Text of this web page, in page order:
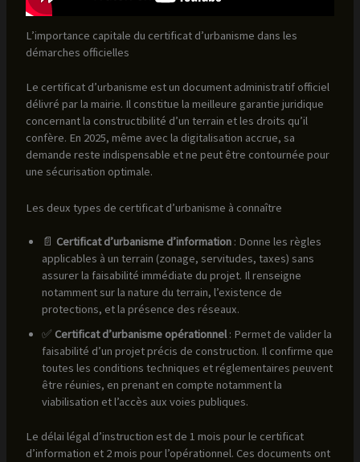
L’importance capitale du certificat d’urbanisme dans les
démarches officielles
Le certificat d’urbanisme est un document administratif officiel
délivré par la mairie. Il constitue la meilleure garantie juridique
concernant la constructibilité d’un terrain et les droits qu’il
confère. En 2025, même avec la digitalisation accrue, sa
demande reste indispensable et ne peut être contournée pour
une sécurisation optimale.
Les deux types de certificat d’urbanisme à connaître
📄 Certificat d’urbanisme d’information: Donne les règles
applicables à un terrain (zonage, servitudes, taxes) sans
assurer la faisabilité immédiate du projet. Il renseigne
notamment sur la nature du terrain, l’existence de
protections, et la présence des réseaux.
✅ Certificat d’urbanisme opérationnel: Permet de valider la
faisabilité d’un projet précis de construction. Il confirme que
toutes les conditions techniques et réglementaires peuvent
être réunies, en prenant en compte notamment la
viabilisation et l’accès aux voies publiques.
Le délai légal d’instruction est de 1 mois pour le certificat
d’information et 2 mois pour l’opérationnel. Ces documents ont